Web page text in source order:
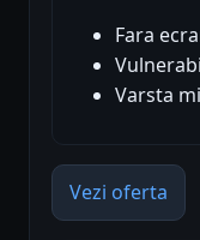
Fara
Varsta
Vezi oferta